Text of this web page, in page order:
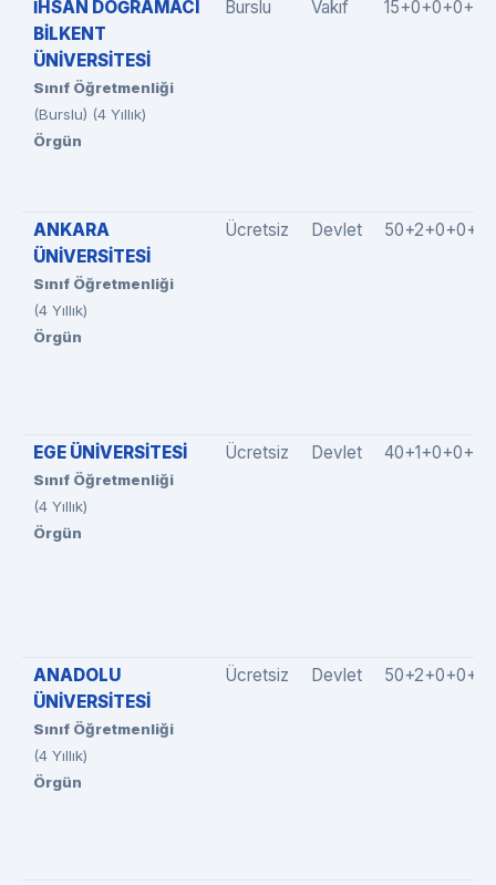
İHSAN DOĞRAMACI
BİLKENT
ÜNİVERSİTESİ
Sınıf Öğretmenliği
(Burslu) (4 Yıllık)
Örgün
Burslu Vakıf 15+0+0+0+1
ANKARA
ÜNİVERSİTESİ
Sınıf Öğretmenliği
(4 Yıllık)
Örgün
Ücretsiz Devlet 50+2+0+0+0
EGE ÜNİVERSİTESİ
Sınıf Öğretmenliği
(4 Yıllık)
Örgün
Ücretsiz Devlet 40+1+0+0+0
ANADOLU
ÜNİVERSİTESİ
Sınıf Öğretmenliği
(4 Yıllık)
Örgün
Ücretsiz Devlet 50+2+0+0+0